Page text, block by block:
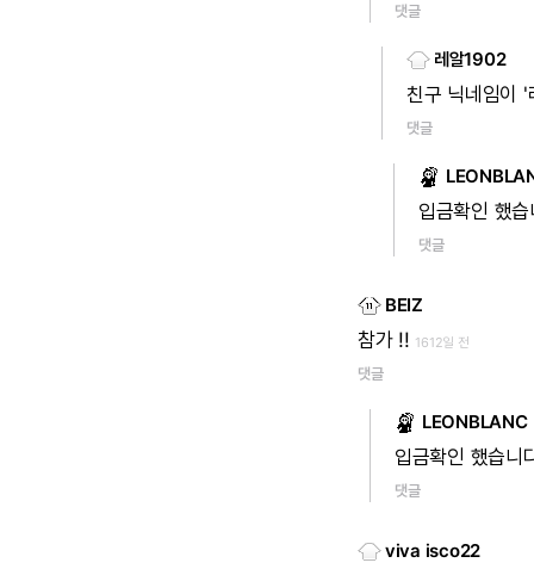
댓글
레알1902
친구 닉네임이 '
댓글
입금확인 했
댓글
BEIZ
참가 !! 1612일 전
댓글
LEONBLANC
입금확인 했습니
댓글
viva isco22